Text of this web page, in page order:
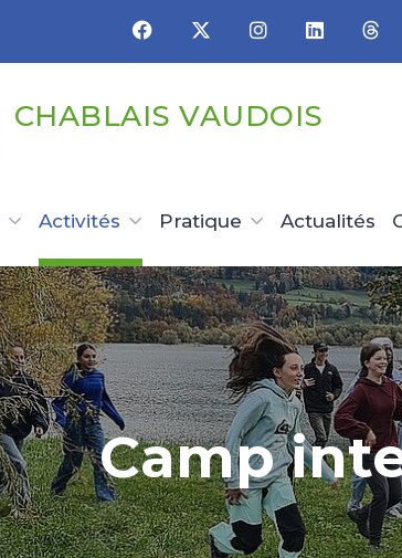
CHABLAIS VAUDOIS
Activités Pratique Actualités
Camp